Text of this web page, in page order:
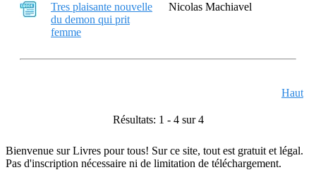
Tres plaisante nouvelle
du demon qui prit
femme
Nicolas Machiavel
Haut
Résultats: 1 - 4 sur 4
Bienvenue sur Livres pour tous! Sur ce site, tout est gratuit et légal.
Pas d'inscription nécessaire ni de limitation de téléchargement.